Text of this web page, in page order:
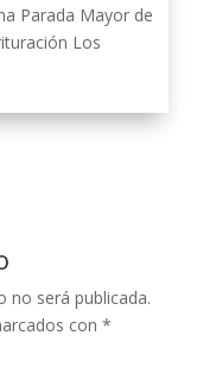
Parada Mayor de
Los
no será publicada.
con *